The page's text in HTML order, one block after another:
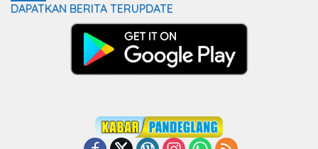
DAPATKAN BERITA TERUPDATE